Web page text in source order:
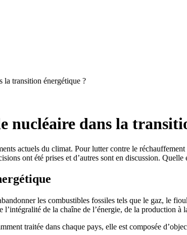
la transition énergétique ?
nucléaire dans la
actuels du climat. Pour lutter contre le
ont été prises et d’autres sont en discussion.
les combustibles fossiles tels que le gaz, le
de la chaîne de l’énergie, de la production
traitée dans chaque pays, elle est composée